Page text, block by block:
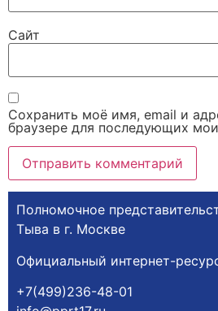
Сайт
Сохранить моё имя, email и
браузере для последующих
Полномочное
Тыва в г. Москве
Официальный интернет-
+7(499)236-48-01